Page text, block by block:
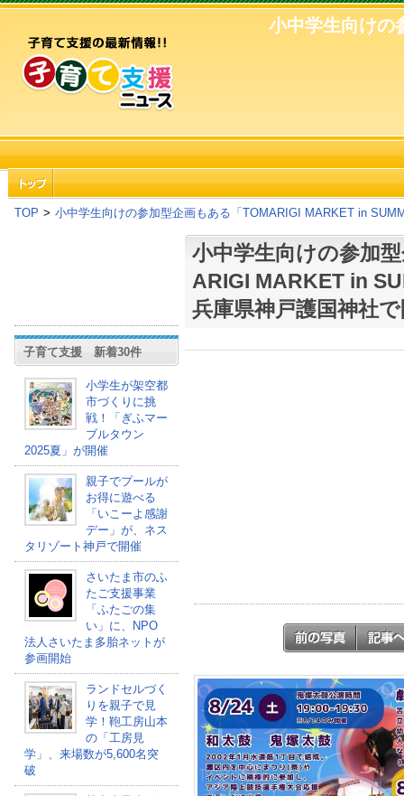
小中学生向け
TOP > 小中学生向けの参加型企画もある「TOMARIGI MARKET in
子育て支援 新着30件
小学生が架空都
市づくりに挑
戦！「ぎふマー
ブルタウン
2025夏」が開催
親子でプールが
お得に遊べる
「いこーよ感謝
デー」が、ネス
タリゾート神戸で開催
さいたま市のふ
たご支援事業
「ふたごの集
い」に、NPO
法人さいたま多胎ネットが
参画開始
ランドセルづく
りを親子で見
学！鞄工房山本
の「工房見
学」、来場数が5,600名突
破
小中学生向けの参加
ARIGI MARKET in
兵庫県神戸護国神社